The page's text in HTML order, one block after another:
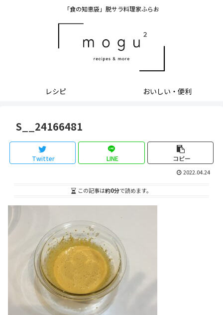
「食の知恵袋」脱サラ料理家ふらお
レシピ おいしい・便利
S__24166481
Twitter LINE コピー
2022.04.24
この記事は約0分で読めます。